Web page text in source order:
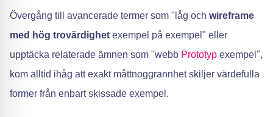
Övergång till avancerade termer som "låg och wireframe
med hög trovärdighet exempel på exempel" eller
upptäcka relaterade ämnen som "webb Prototyp exempel",
kom alltid ihåg att exakt måttnoggrannhet skiljer värdefulla
former från enbart skissade exempel.